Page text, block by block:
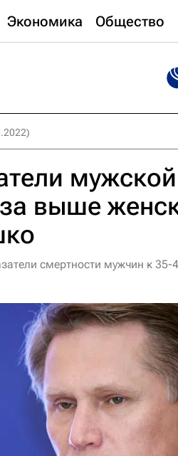
Экономика Общество
выше
смертности мужчин к